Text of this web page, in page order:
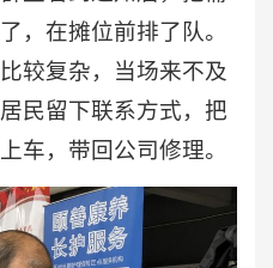
，在摊位前排了队。
较复杂，当场来不及
民留下联系方式，把
车，带回公司修理。